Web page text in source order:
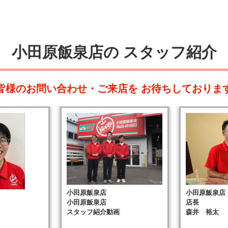
小田原飯泉店の スタッフ紹介
様のお問い合わせ・ご来店を お待ちしておりま
小田原飯泉店
小田原飯泉店
スタッフ紹介動画
小田原飯泉店
店長
森井 裕太